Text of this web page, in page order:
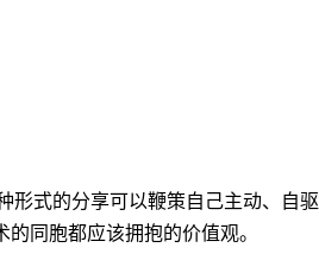
形式的分享可以鞭策自己主动、自驱
同胞都应该拥抱的价值观。